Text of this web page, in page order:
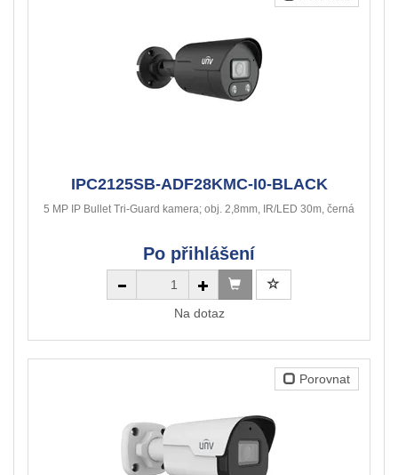
IPC2125SB-ADF28KMC-I0-BLACK
5 MP IP Bullet Tri-Guard kamera; obj. 2,8mm, IR/LED 30m, černá
Po přihlášení
Na dotaz
Porovnat